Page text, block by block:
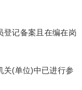
记备案且在编在岗
(单位)中已进行参